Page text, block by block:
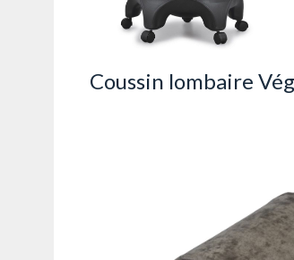
Coussin lombaire